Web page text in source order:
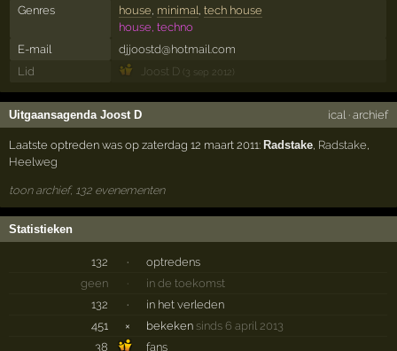
Genres house, minimal, tech house
house, techno
E-mail
djjoostd@hotmail.com
Lid
Joost D (3 sep 2012)
Uitgaansagenda Joost D ical · archief
Laatste optreden was op zaterdag 12 maart 2011: Radstake Radstake
Heelweg
toon archief, 132 evenementen
Statistieken
132 ·
optredens
geen
·
in de toekomst
132
·
in het verleden
451
× bekeken sinds 6 april 2013
38
fans